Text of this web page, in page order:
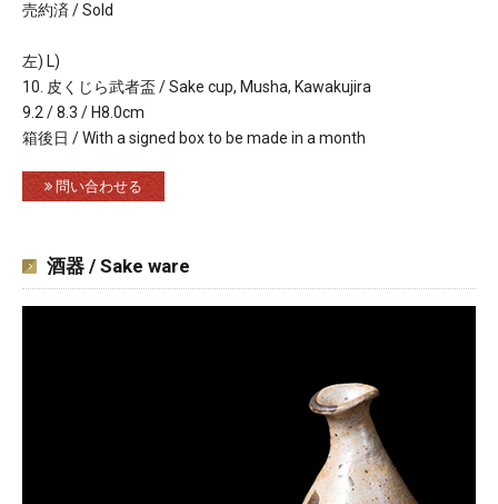
売約済 / Sold
左) L)
10. 皮くじら武者盃 / Sake cup, Musha, Kawakujira
9.2 / 8.3 / H8.0cm
箱後日 / With a signed box to be made in a month
問い合わせる
酒器 / Sake ware